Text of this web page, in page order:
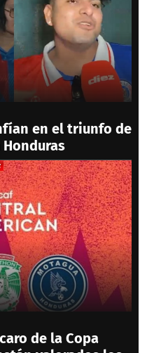
en el triunfo de
de la Copa